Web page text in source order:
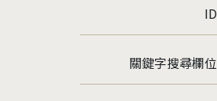
ID
關鍵字搜尋欄位